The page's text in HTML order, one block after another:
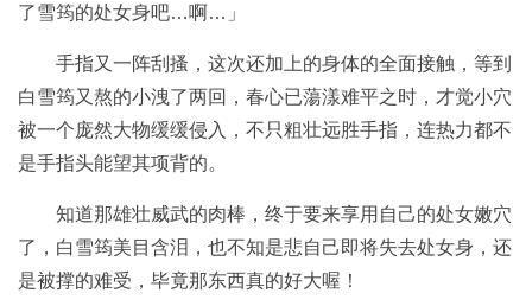
了雪筠的处女身吧…啊…」
手指又一阵刮搔，这次还加上的身体的全面接触，等到
白雪筠又熬的小洩了两回，春心已蕩漾难平之时，才觉小穴
被一个庞然大物缓缓侵入，不只粗壮远胜手指，连热力都不
是手指头能望其项背的。
知道那雄壮威武的肉棒，终于要来享用自己的处女嫩穴
了，白雪筠美目含泪，也不知是悲自己即将失去处女身，还
是被撑的难受，毕竟那东西真的好大喔！